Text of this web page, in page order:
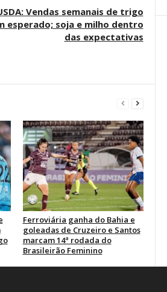
Vendas semanais de trigo
esperado; soja e milho dentro
das expectativas
Ferroviária ganha do Bahia e
goleadas de Cruzeiro e Santos
marcam 14ª rodada do
Brasileirão Feminino